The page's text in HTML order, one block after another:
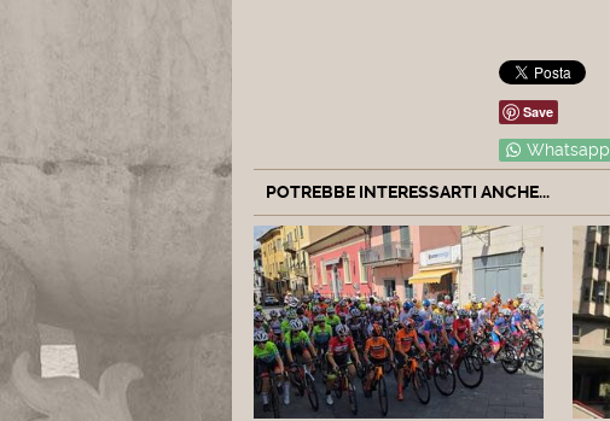
Save
Whatsapp
POTREBBE INTERESSARTI ANCHE...